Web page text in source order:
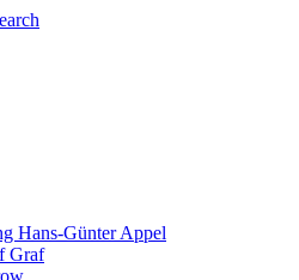
Hans-Günter Appel
Graf